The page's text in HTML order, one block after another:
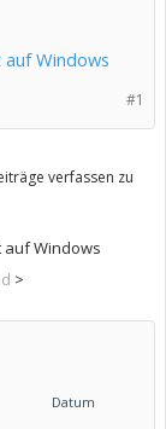
Windows
#1
verfassen zu
auf Windows
>
Datum